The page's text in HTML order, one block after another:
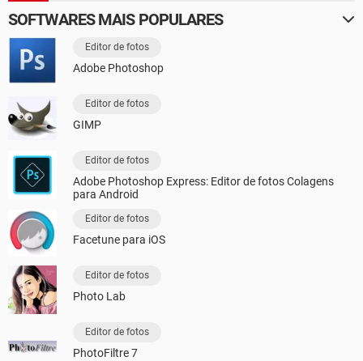
SOFTWARES MAIS POPULARES
Editor de fotos
Adobe Photoshop
Editor de fotos
GIMP
Editor de fotos
Adobe Photoshop Express: Editor de fotos Colagens
para Android
Editor de fotos
Facetune para iOS
Editor de fotos
Photo Lab
Editor de fotos
PhotoFiltre 7